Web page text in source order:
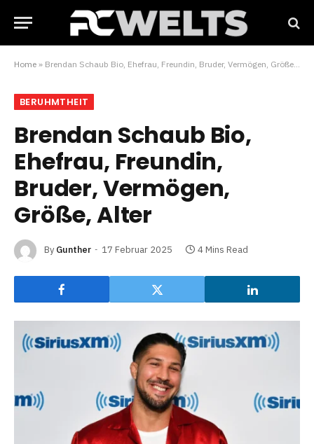
Home » Brendan Schaub Bio, Ehefrau, Freundin, Bruder, Vermögen, Größe, Alter
BERUHMTHEIT
Brendan Schaub Bio,
Ehefrau, Freundin,
Bruder, Vermögen,
Größe, Alter
By Gunther 17 Februar 2025 4 Mins Read